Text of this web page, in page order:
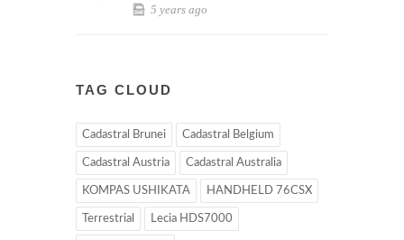
5 years ago
TAG CLOUD
Cadastral Brunei Cadastral Belgium
Cadastral Austria Cadastral Australia
KOMPAS USHIKATA HANDHELD 76CSX
Terrestrial Lecia HDS7000